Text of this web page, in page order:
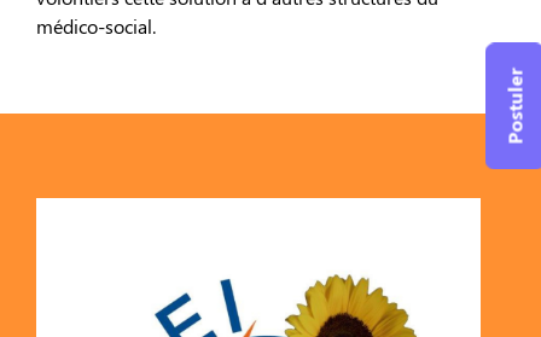
Postuler
médico-social.